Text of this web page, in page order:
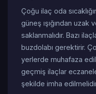
Çoğu ilaç oda
güneş ışığından
saklanmalıdır. Bazı
buzdolabı gerektirir.
yerlerde muhafaza
geçmiş ilaçlar
şekilde imha